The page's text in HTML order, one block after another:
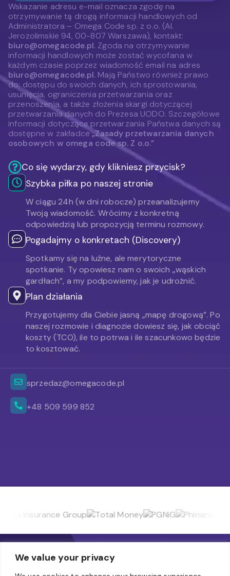
We value your privacy
Wskazanie adresu e-mail oznacza zgodę na
otrzymywanie tą drogą informacji handlowych od
Administratora – Omega Code sp. z o.o. (Al.
Jerozolimskie 94, 00-807 Warszawa), kontakt:
biuro@omegacode.pl. Zgoda na otrzymywanie
informacji handlowych może zostać wycofana w
każdym czasie poprzez wiadomość email na adres
biuro@omegacode.pl. Mają Państwo również prawo
do: dostępu do swoich danych, ich sprostowania,
usunięcia, ograniczenia przetwarzania oraz
przenoszenia, a także złożenia skargi dotyczącej
przetwarzania danych do Prezesa UODO. Szczegółowe
informacji dotyczące przetwarzania Państwa danych są
dostępne w zakładce„Zasady przetwarzania danych
osobowych w omega code sp. Z o.o.”
Co się wydarzy, gdy klikniesz przycisk?
Szybka piłka po naszej stronie
W ciągu 24h (w dni robocze) przeanalizujemy
Twoją wiadomość. Wrócimy z konkretną
odpowiedzią lub propozycją terminu rozmowy.
Pogadajmy o konkretach (Discovery)
Spotkamy się na luźne, ale merytoryczne
spotkanie. Ty opowiesz nam o swoich „wąskich
gardłach”, a my podpowiemy, jak je udrożnić.
Plan działania
Przygotujemy dla Ciebie jasną „mapę drogową”. Po
naszej rozmowie i diagnozie dowiesz się, jak obciąć
koszty (TCO), ile to potrwa i ile szacunkowo będzie
to kosztować.
sprzedaz@omegacode.pl
+48 509 599 852